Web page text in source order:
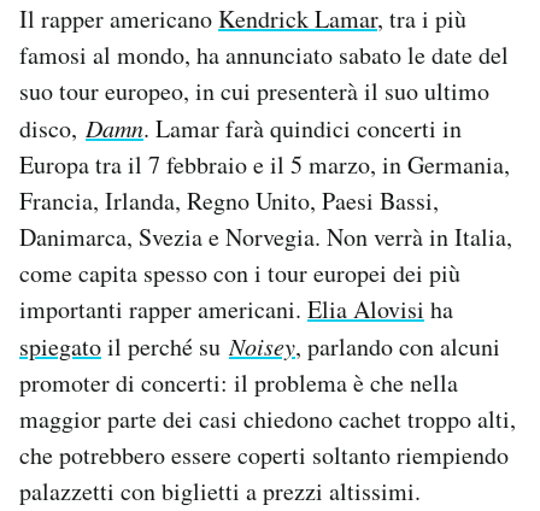
CALENDARIO
AREA PERSONALE
Area Personale
Newsletter
Notifiche mobile
Regala il Post
Hai bisogno di aiuto?
Il rapper americanoKendrick Lamar, tra i più
famosi al mondo, ha annunciato sabato le date del
suo tour europeo, in cui presenterà il suo ultimo
disco, Damn. Lamar farà quindici concerti in
Europa tra il 7 febbraio e il 5 marzo, in Germania,
Francia, Irlanda, Regno Unito, Paesi Bassi,
Danimarca, Svezia e Norvegia. Non verrà in Italia,
come capita spesso con i tour europei dei più
importanti rapper americani. Elia Alovisi ha
spiegatoil perché suNoisey, parlando con alcuni
promoter di concerti: il problema è che nella
maggior parte dei casi chiedono cachet troppo alti,
che potrebbero essere coperti soltanto riempiendo
palazzetti con biglietti a prezzi altissimi.